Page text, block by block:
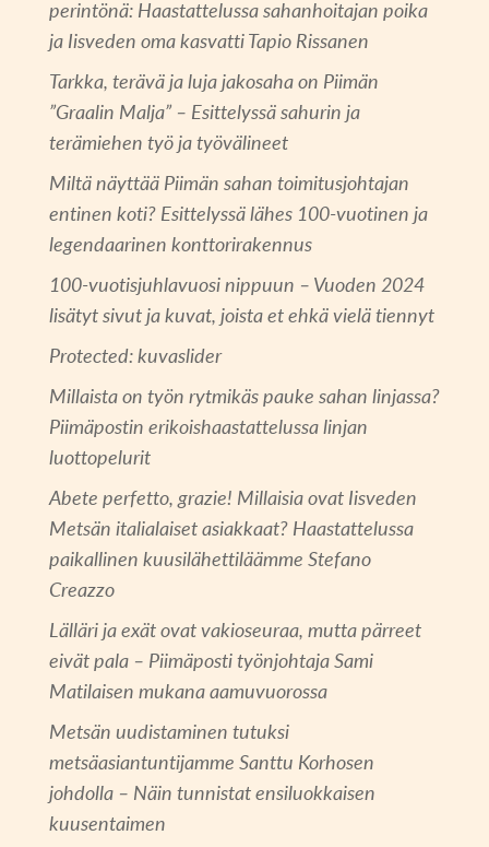
perintönä: Haastattelussa sahanhoitajan poika
ja Iisveden oma kasvatti Tapio Rissanen
Tarkka, terävä ja luja jakosaha on Piimän
”Graalin Malja” – Esittelyssä sahurin ja
terämiehen työ ja työvälineet
Miltä näyttää Piimän sahan toimitusjohtajan
entinen koti? Esittelyssä lähes 100-vuotinen ja
legendaarinen konttorirakennus
100-vuotisjuhlavuosi nippuun – Vuoden 2024
lisätyt sivut ja kuvat, joista et ehkä vielä tiennyt
Protected: kuvaslider
Millaista on työn rytmikäs pauke sahan linjassa?
Piimäpostin erikoishaastattelussa linjan
luottopelurit
Abete perfetto, grazie! Millaisia ovat Iisveden
Metsän italialaiset asiakkaat? Haastattelussa
paikallinen kuusilähettiläämme Stefano
Creazzo
Lälläri ja exät ovat vakioseuraa, mutta pärreet
eivät pala – Piimäposti työnjohtaja Sami
Matilaisen mukana aamuvuorossa
Metsän uudistaminen tutuksi
metsäasiantuntijamme Santtu Korhosen
johdolla – Näin tunnistat ensiluokkaisen
kuusentaimen